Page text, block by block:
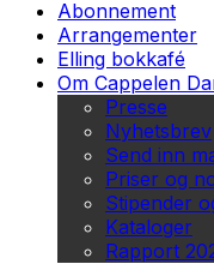
Abonnement
Arrangementer
Elling bokkafé
Om Cappelen
Presse
Nyhetsbrev
Send inn
Priser og
Stipender
Kataloger
Rapport